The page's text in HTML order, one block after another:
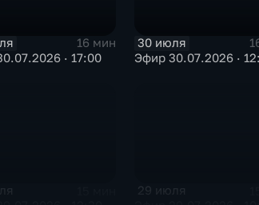
16 мин
· 17:00
30 июля
Эфир 30.07.2026 ·
29 июля